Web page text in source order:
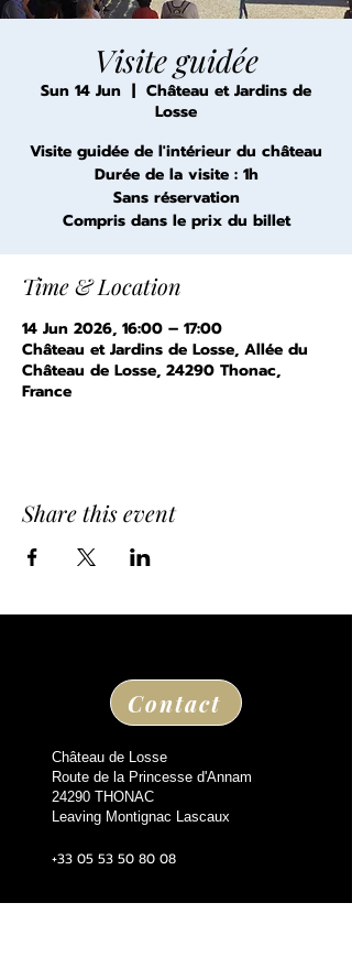
Visite guidée
Sun 14 Jun
  |
Château et Jardins de
Losse
Visite guidée de l'intérieur du château
Durée de la visite : 1h
Sans réservation
Compris dans le prix du billet
Time & Location
14 Jun 2026, 16:00 – 17:00
Château et Jardins de Losse, Allée du
Château de Losse, 24290 Thonac,
France
Share this event
Contact
Château de Losse
Route de la Princesse d'Annam
24290 THONAC
Leaving Montignac Lascaux
+33 05 53 50 80 08